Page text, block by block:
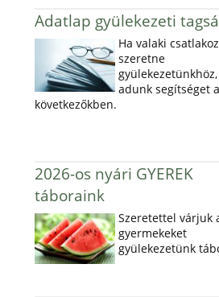
Adatlap gyülekezeti
Ha valaki
szeretne
adunk segítséget a
következőkben.
2026-os nyári GYEREK
táboraink
Szeretettel várjuk
gyermekeket
gyülekezetünk